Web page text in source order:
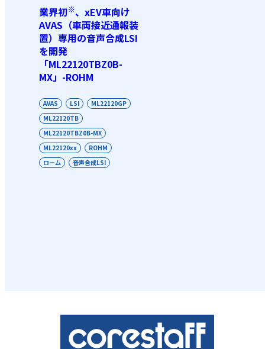
業界初※、xEV車向け
AVAS（車両接近通報装
置）専用の音声合成LSI
を開発
「ML22120TBZ0B-
MX」-ROHM
AVAS LSI
ML22120GP
ML22120TB
ML22120TBZ0B-MX
ML22120xx
ROHM
ローム
音声合成LSI